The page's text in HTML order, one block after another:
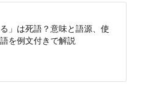
る」は死語？意味と語源、使
を例文付きで解説